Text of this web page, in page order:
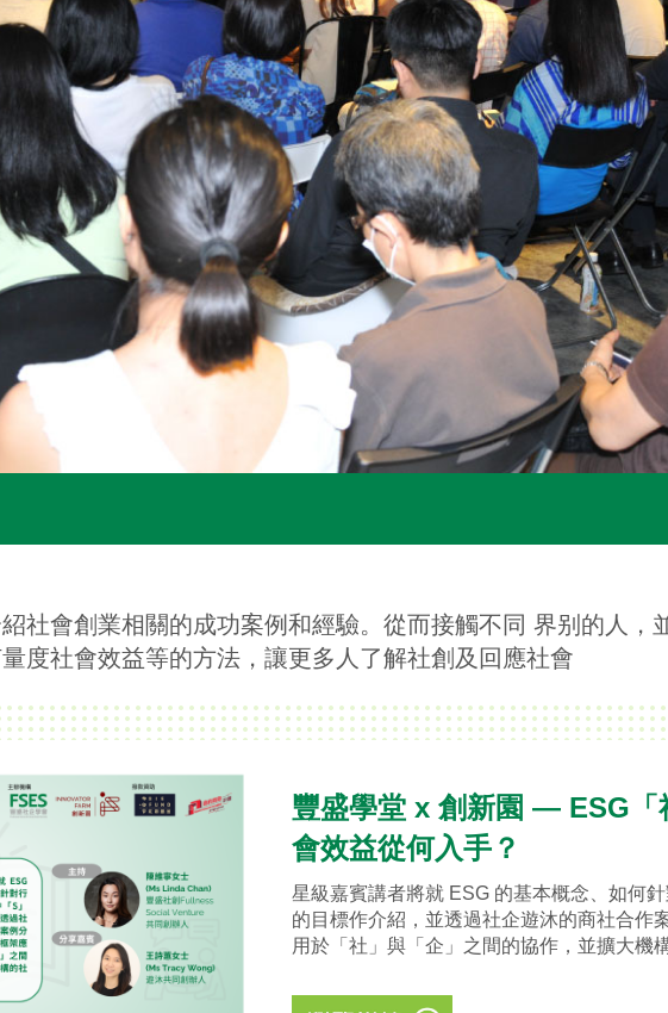
社會創業相關的成功案例和經驗。從而接觸不同 界别的人，
度社會效益等的方法，讓更多人了解社創及回應社會
豐盛學堂 x 創新園 — ESG「
會效益從何入手？
星級嘉賓講者將就 ESG 的基本概念、如何
的目標作介紹，並透過社企遊沐的商社合作
用於「社」與「企」之間的協作，並擴大機